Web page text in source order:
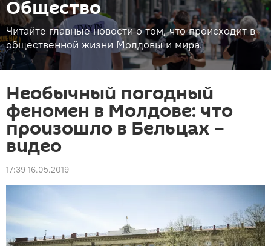
Общество
Читайте главные новости о том, что происходит в
общественной жизни Молдовы и мира.
Необычный погодный
феномен в Молдове: что
произошло в Бельцах –
видео
17:39 16.05.2019